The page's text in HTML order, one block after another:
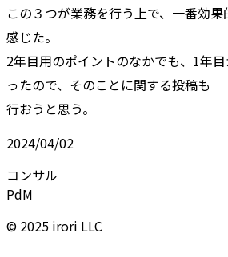
この３つが業務を行う上で、一番効
感じた。
2年目用のポイントのなかでも、1年
ったので、そのことに関する投稿も
行おうと思う。
2024/04/02
コンサル
PdM
© 2025 irori LLC